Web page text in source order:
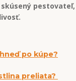
skúsený
po kúpe?
preliata?